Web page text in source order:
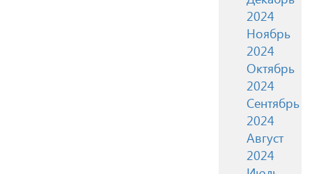
2024
Ноябрь
2024
Октябрь
2024
Сентябрь
2024
Август
2024